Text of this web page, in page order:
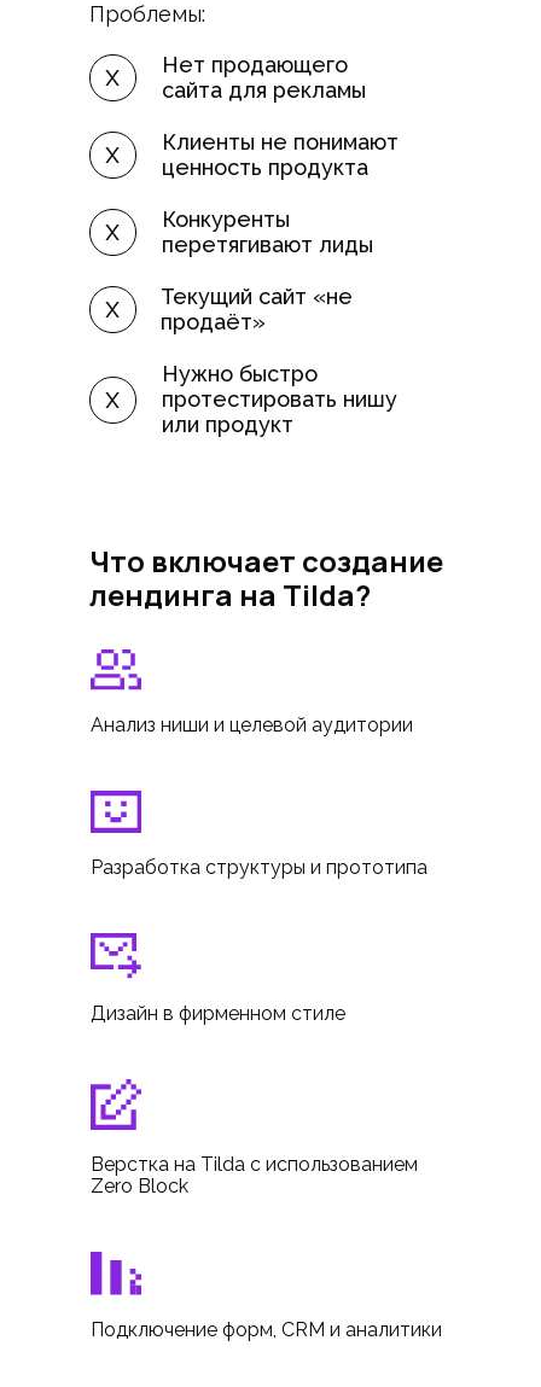
х
Нет продающего
сайта для рекламы
х
Нужно быстро
протестировать нишу
или продукт
х
Текущий сайт «не
продаёт»
х
Конкуренты
перетягивают лиды
х
Клиенты не понимают
ценность продукта
Проблемы:
Что включает создание
лендинга на Tilda?
Анализ ниши и целевой аудитории
Разработка структуры и прототипа
Дизайн в фирменном стиле
Верстка на Tilda с использованием
Zero Block
Подключение форм, CRM и аналитики